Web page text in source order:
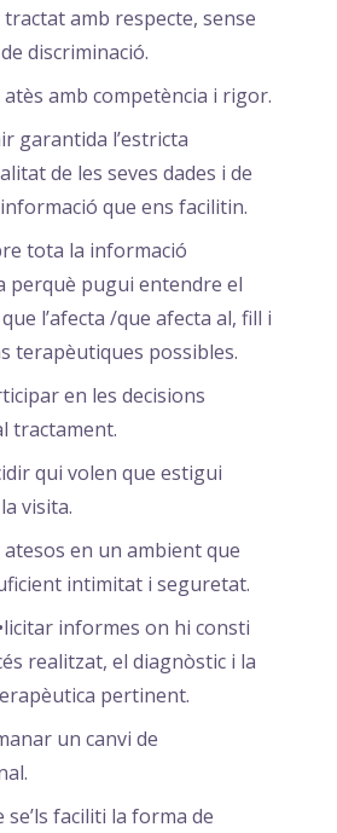
amb respecte, sense
discriminació.
amb competència i rigor.
garantida l’estricta
de les seves dades i de
que ens facilitin.
tota la informació
perquè pugui entendre el
l’afecta /que afecta al, fill i
terapèutiques possibles.
en les decisions
tractament.
qui volen que estigui
visita.
en un ambient que
intimitat i seguretat.
informes on hi consti
realitzat, el diagnòstic i la
pertinent.
un canvi de
se’ls faciliti la forma de